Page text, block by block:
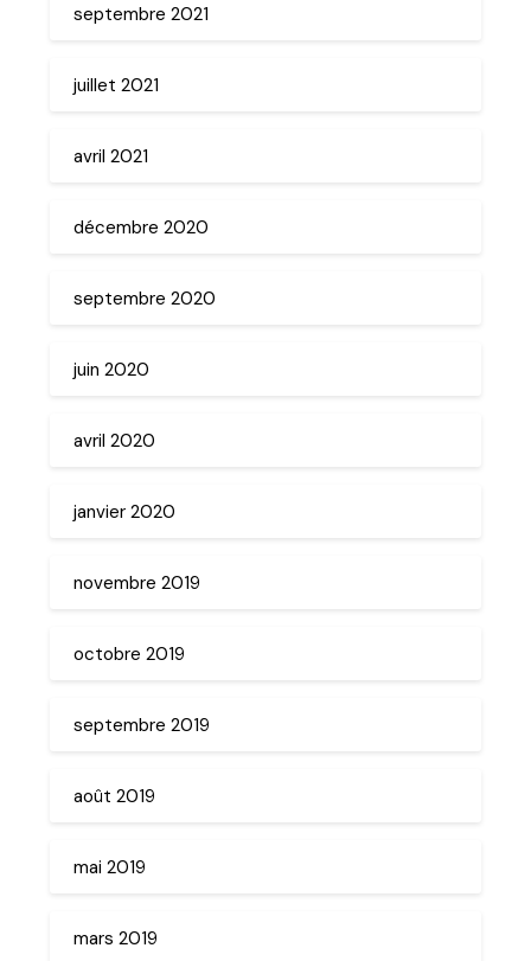
septembre 2021
juillet 2021
avril 2021
décembre 2020
septembre 2020
juin 2020
avril 2020
janvier 2020
novembre 2019
octobre 2019
septembre 2019
août 2019
mai 2019
mars 2019